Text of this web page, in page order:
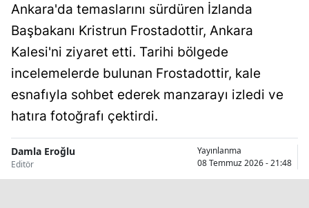
Balıkesir
Bitlis
Ankara'da temaslarını sürdüren İzlanda
Başbakanı Kristrun Frostadottir, Ankara
Kalesi'ni ziyaret etti. Tarihi bölgede
incelemelerde bulunan Frostadottir, kale
esnafıyla sohbet ederek manzarayı izledi ve
hatıra fotoğrafı çektirdi.
Damla Eroğlu
Editör
Yayınlanma
08 Temmuz 2026 - 21:48